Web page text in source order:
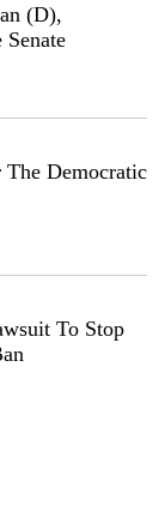
(D),
Democratic
To Stop